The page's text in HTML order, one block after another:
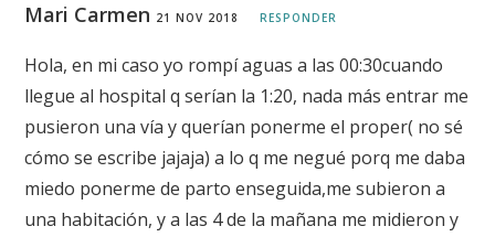
Mari Carmen 21 NOV 2018 RESPONDER
Hola, en mi caso yo rompí aguas a las 00:30cuando
llegue al hospital q serían la 1:20, nada más entrar me
pusieron una vía y querían ponerme el proper( no sé
cómo se escribe jajaja) a lo q me negué porq me daba
miedo ponerme de parto enseguida,me subieron a
una habitación, y a las 4 de la mañana me midieron y